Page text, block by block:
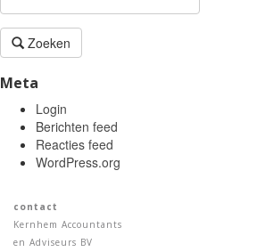
Zoeken
Meta
Login
Berichten feed
Reacties feed
WordPress.org
contact
Kernhem Accountants
en Adviseurs BV